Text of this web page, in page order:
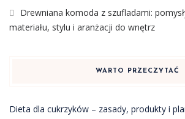
Drewniana komoda z szufladami:
materiału, stylu i aranżacji do wnętrz
WARTO PRZECZYTAĆ
Dieta dla cukrzyków – zasady, produkty i